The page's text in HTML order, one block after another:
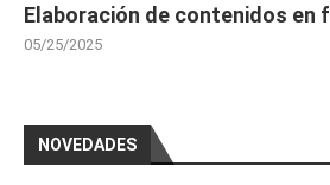
Elaboración de contenidos en
05/25/2025
NOVEDADES